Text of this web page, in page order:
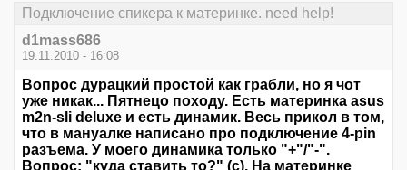
Подключение спикера к материнке. need help!
d1mass686
19.11.2010 - 16:08
Вопрос дурацкий простой как грабли, но я чот
уже никак... Пятнецо походу. Есть материнка asus
m2n-sli deluxe и есть динамик. Весь прикол в том,
что в мануалке написано про подключение 4-pin
разъема. У моего динамика только "+"/"-".
Вопрос: "куда ставить то?" (с). На материнке